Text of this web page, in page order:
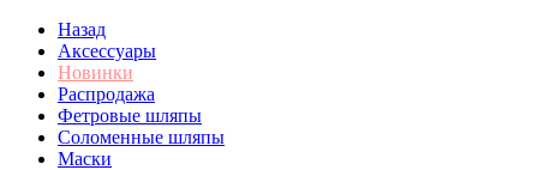
Назад
Аксессуары
Новинки
Распродажа
Фетровые шляпы
Соломенные шляпы
Маски